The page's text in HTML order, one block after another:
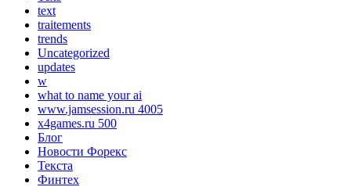
text
traitements
trends
Uncategorized
updates
w
what to name your ai
www.jamsession.ru 4005
x4games.ru 500
Блог
Новости Форекс
Текста
Финтех